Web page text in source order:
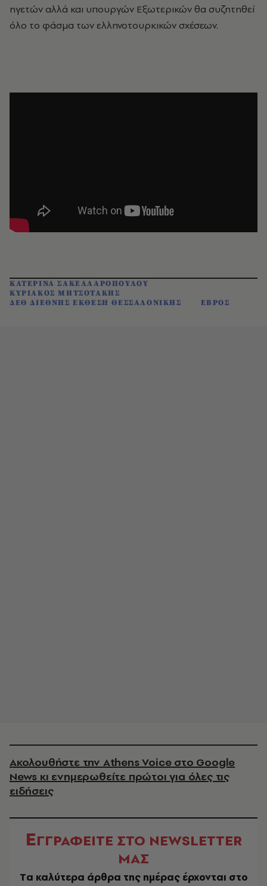
ηγετών αλλά και υπουργών Εξωτερικών θα συζητηθεί
όλο το φάσμα των ελληνοτουρκικών σχέσεων.
ΚΑΤΕΡΙΝΑ ΣΑΚΕΛΛΑΡΟΠΟΥΛΟΥ
ΚΥΡΙΑΚΟΣ ΜΗΤΣΟΤΑΚΗΣ
ΔΕΘ ΔΙΕΘΝΗΣ ΕΚΘΕΣΗ ΘΕΣΣΑΛΟΝΙΚΗΣ
ΕΒΡΟΣ
Ακολουθήστε την Athens Voice στο Google
News κι ενημερωθείτε πρώτοι για όλες τις
ειδήσεις
ΕΓΓΡΑΦΕΙΤΕ ΣΤΟ NEWSLETTER
ΜΑΣ
Tα καλύτερα άρθρα της ημέρας έρχονται στο